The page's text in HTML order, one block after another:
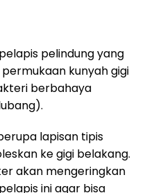
pelindung yang
kunyah gigi
berbahaya
lapisan tipis
ke gigi belakang.
akan mengeringkan
ini agar bisa